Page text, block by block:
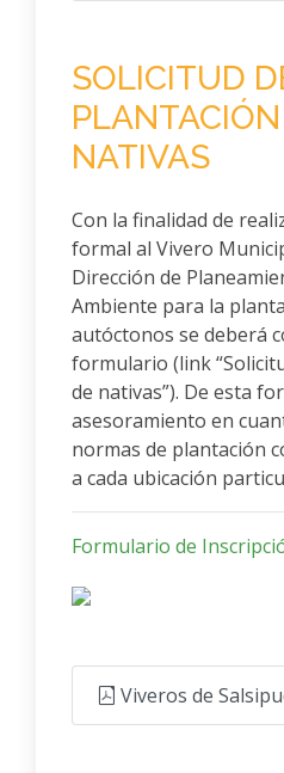
SOLICITUD
NATIVAS
Con la finalidad de
formal al Vivero
Dirección de
Ambiente para la
autóctonos se deberá
formulario (link
de nativas”). De esta
asesoramiento en
normas de plantación
a cada ubicación
Formulario de
Viveros de